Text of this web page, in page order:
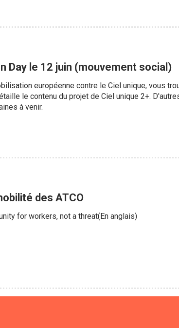
Day le 12 juin (mouvement social)
européenne contre le Ciel unique, vous
le contenu du projet de Ciel unique 2+.
à venir.
des ATCO
for workers, not a threat(En anglais)